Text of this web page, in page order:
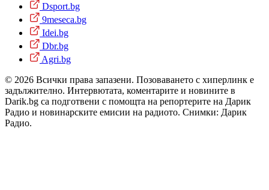
Dsport.bg
9meseca.bg
Idei.bg
Dbr.bg
Agri.bg
© 2026 Всички права запазени. Позоваването с хиперлинк е
задължително. Интервютата, коментарите и новините в
Darik.bg са подготвени с помощта на репортерите на Дарик
Радио и новинарските емисии на радиото. Снимки: Дарик
Радио.